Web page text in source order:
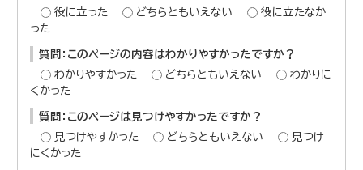
役に立った
どちらともいえない
役に立たなか
った
質問：このページの内容はわかりやすかったですか？
わかりやすかった
どちらともいえない
わかりに
くかった
質問：このページは見つけやすかったですか？
見つけやすかった
どちらともいえない
見つけ
にくかった